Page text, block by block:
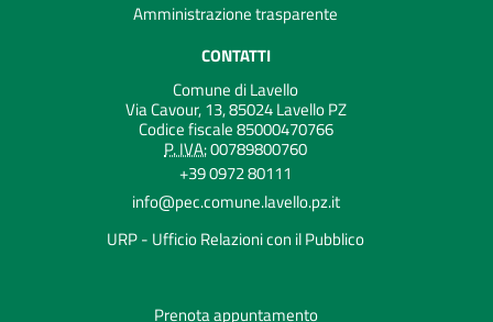
Amministrazione trasparente
CONTATTI
Comune di Lavello
Via Cavour, 13, 85024 Lavello PZ
Codice fiscale 85000470766
P. IVA:00789800760
+39 0972 80111
info@pec.comune.lavello.pz.it
URP - Ufficio Relazioni con il Pubblico
Prenota appuntamento